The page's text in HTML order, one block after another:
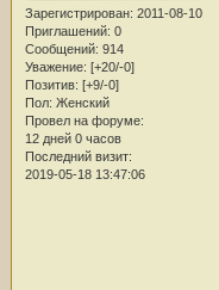
Зарегистрирован: 2011-08-10
Приглашений: 0
Сообщений: 914
Уважение: [+20/-0]
Позитив: [+9/-0]
Пол: Женский
Провел на форуме:
12 дней 0 часов
Последний визит:
2019-05-18 13:47:06